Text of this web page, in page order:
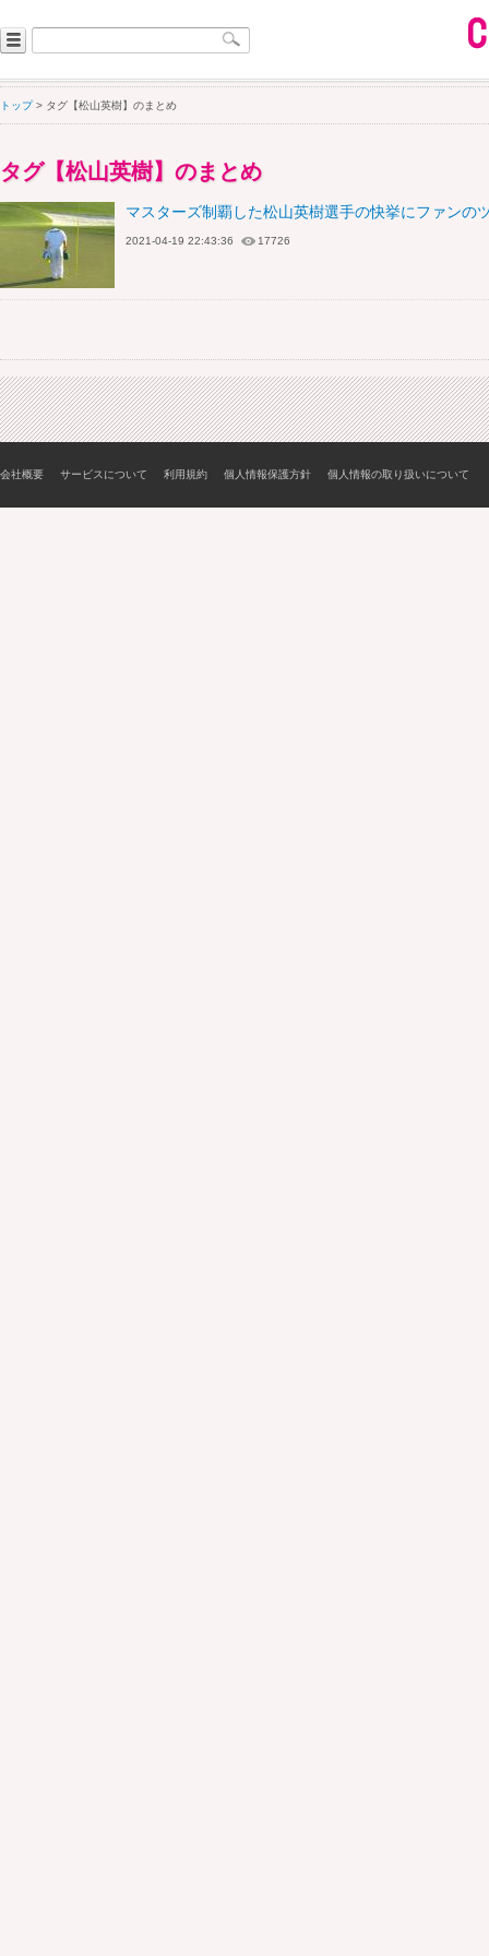
トップ> タグ【松山英樹】のまとめ
タグ【松山英樹】のまとめ
マスターズ制覇した松山英樹選手の快挙にファンの
2021-04-19 22:43:36 17726
会社概要 サービスについて 利用規約 個人情報保護方針 個人情報の取り扱いについて